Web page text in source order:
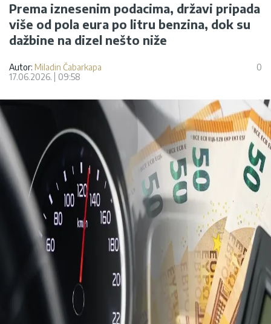
Prema iznesenim podacima, državi pripada
više od pola eura po litru benzina, dok su
dažbine na dizel nešto niže
Autor: Miladin Čabarkapa
17.06.2026.
09:58
0